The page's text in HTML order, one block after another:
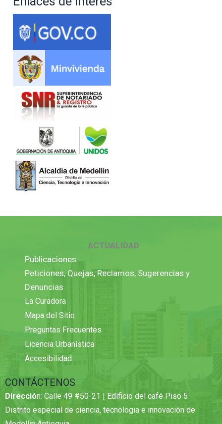
ACTUALIDAD
Publicaciones
Peticiones, Quejas, Reclamos, Sugerencias y
Denuncias
La Curadora
Mapa del Sitio
Preguntas Frecuentes
Licencia Urbanística
Accesibilidad
CONTÁCTENOS
Dirección: Calle 49 #50-21 | Edificio del café Piso 5
Distrito especial de ciencia, tecnologia e innovación de